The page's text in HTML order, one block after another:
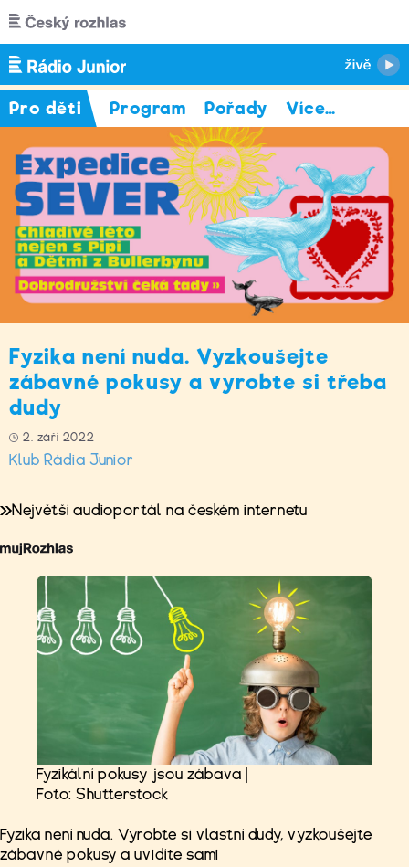
Přejít k hlavnímu obsahu
Pro děti Program Pořady Více…
Fyzika není nuda. Vyzkoušejte
zábavné pokusy a vyrobte si třeba
dudy
2. září 2022
Klub Rádia Junior
Největší audioportál na českém internetu
Fyzikální pokusy jsou zábava |
Foto: Shutterstock
Fyzika není nuda. Vyrobte si vlastní dudy, vyzkoušejte
zábavné pokusy a uvidíte sami